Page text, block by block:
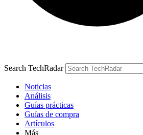
Search TechRadar
Noticias
Análisis
Guías prácticas
Guías de compra
Artículos
Más